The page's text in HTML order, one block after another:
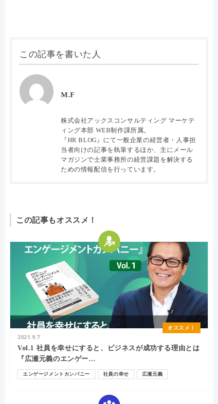
この記事を書いた人
M.F
株式会社アックスコンサルティング マーケテ
ィング本部 WEB制作課所属。
『HR BLOG』にて一般企業の経営者・人事担
当者向けの記事を執筆するほか、主にメール
マガジンで士業事務所の経営課題を解決する
ための情報配信を行っています。
この記事もオススメ！
2021.9.7
オススメ！
Vol.1 社員を幸せにすると、ビジネスが成功する理由とは
『広瀬元義のエンゲー…
エンゲージメントカンパニー 社員の幸せ 広瀬元義